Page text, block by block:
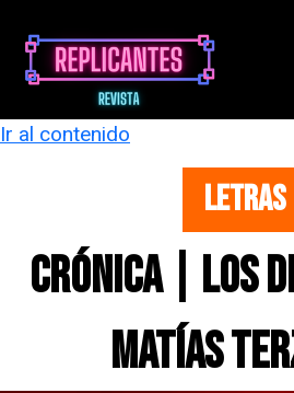
Ir al contenido
LETRAS
CRÓNICA | LOS
MATÍAS